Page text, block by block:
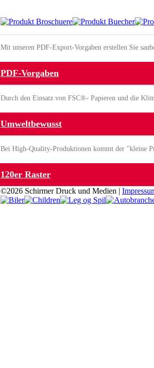
Mit unseren PDF-Export-Vorgaben erstellen Sie
PDF-Vorgaben
Durch den Einsatz von FSC®- Papieren und die
Umweltbewusst
Bei High-Quality-Produktionen kommt der "kleine
120er Raster
©2026 Schirmer Druck und Medien |